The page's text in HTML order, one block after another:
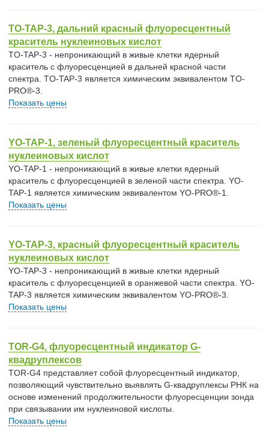
TO-TAP-3, дальний красный флуоресцентный
краситель нуклеиновых кислот
TO-TAP-3 - непроникающий в живые клетки ядерный
краситель с флуоресценцией в дальней красной части
спектра. TO-TAP-3 является химическим эквивалентом TO-
PRO®-3.
Показать цены
YO-TAP-1, зеленый флуоресцентный краситель
нуклеиновых кислот
YO-TAP-1 - непроникающий в живые клетки ядерный
краситель с флуоресценцией в зеленой части спектра. YO-
TAP-1 является химическим эквивалентом YO-PRO®-1.
Показать цены
YO-TAP-3, красный флуоресцентный краситель
нуклеиновых кислот
YO-TAP-3 - непроникающий в живые клетки ядерный
краситель с флуоресценцией в оранжевой части спектра. YO-
TAP-3 является химическим эквивалентом YO-PRO®-3.
Показать цены
TOR-G4, флуоресцентный индикатор G-
квадруплексов
TOR-G4 представляет собой флуоресцентный индикатор,
позволяющий чувствительно выявлять G-квадруплексы РНК на
основе изменений продолжительности флуоресценции зонда
при связывании им нуклеиновой кислоты.
Показать цены